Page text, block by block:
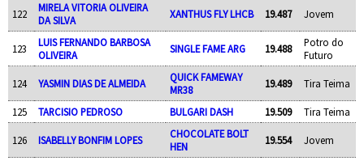
122
MIRELA VITORIA OLIVEIRA
DA SILVA
XANTHUS FLY LHCB 19.487 Jovem
123
LUIS FERNANDO BARBOSA
OLIVEIRA
SINGLE FAME ARG 19.488
Potro do
Futuro
124 YASMIN DIAS DE ALMEIDA
QUICK FAMEWAY
MR38
19.489 Tira Teima
125 TARCISIO PEDROSO BULGARI DASH 19.509 Tira Teima
126 ISABELLY BONFIM LOPES
CHOCOLATE BOLT
HEN
19.554 Jovem